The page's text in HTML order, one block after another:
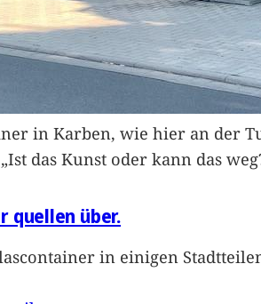
in Karben, wie hier an der
das Kunst oder kann das
quellen über.
in einigen